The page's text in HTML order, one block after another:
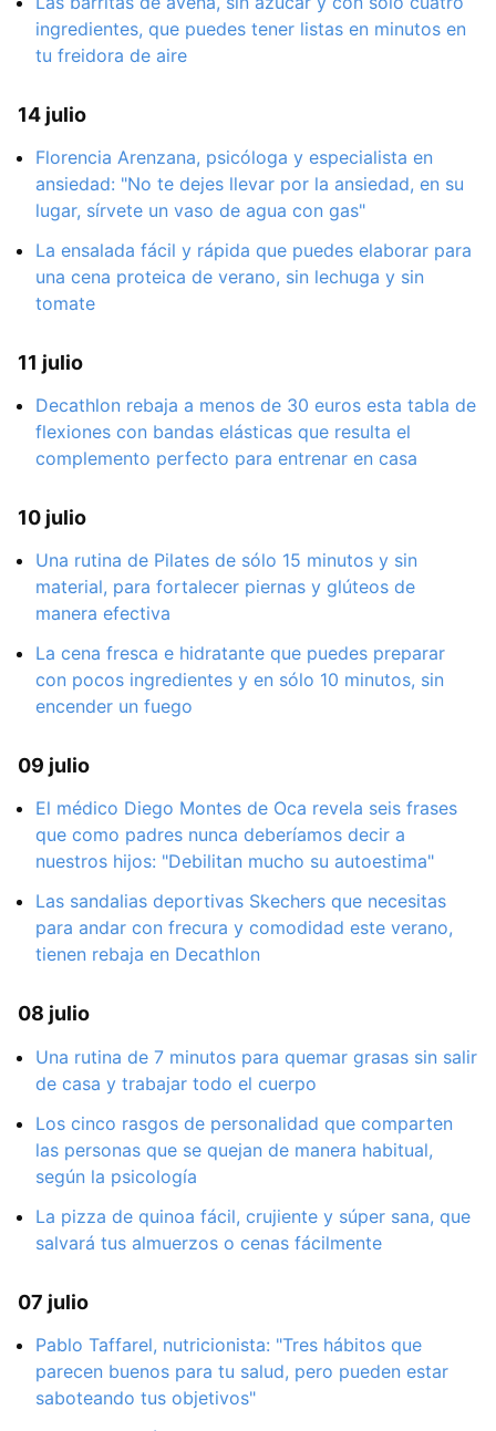
ingredientes, que puedes tener listas en minutos en
tu freidora de aire
14 julio
Florencia Arenzana, psicóloga y especialista en
ansiedad: "No te dejes llevar por la ansiedad, en su
lugar, sírvete un vaso de agua con gas"
La ensalada fácil y rápida que puedes elaborar para
una cena proteica de verano, sin lechuga y sin
tomate
11 julio
Decathlon rebaja a menos de 30 euros esta tabla de
flexiones con bandas elásticas que resulta el
complemento perfecto para entrenar en casa
10 julio
Una rutina de Pilates de sólo 15 minutos y sin
material, para fortalecer piernas y glúteos de
manera efectiva
La cena fresca e hidratante que puedes preparar
con pocos ingredientes y en sólo 10 minutos, sin
encender un fuego
09 julio
El médico Diego Montes de Oca revela seis frases
que como padres nunca deberíamos decir a
nuestros hijos: "Debilitan mucho su autoestima"
Las sandalias deportivas Skechers que necesitas
para andar con frecura y comodidad este verano,
tienen rebaja en Decathlon
08 julio
Una rutina de 7 minutos para quemar grasas sin salir
de casa y trabajar todo el cuerpo
Los cinco rasgos de personalidad que comparten
las personas que se quejan de manera habitual,
según la psicología
La pizza de quinoa fácil, crujiente y súper sana, que
salvará tus almuerzos o cenas fácilmente
07 julio
Pablo Taffarel, nutricionista: "Tres hábitos que
parecen buenos para tu salud, pero pueden estar
saboteando tus objetivos"